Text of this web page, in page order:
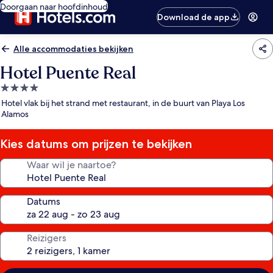
Doorgaan naar hoofdinhoud
Download de app
Alle accommodaties bekijken
Hotel Puente Real
4.0-
sterrenaccommodatie
Hotel vlak bij het strand met restaurant, in de buurt van Playa Los
Alamos
Kies datums om prijzen te bekijken
Waar wil je naartoe?
Datums
Reizigers